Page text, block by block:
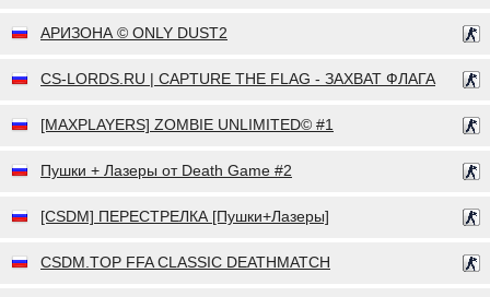
АРИЗОНА © ONLY DUST2
CS-LORDS.RU | CAPTURE THE FLAG - ЗАХВАТ ФЛАГА
[MAXPLAYERS] ZOMBIE UNLIMITED© #1
Пушки + Лазеры от Death Game #2
[CSDM] ПЕРЕСТРЕЛКА [Пушки+Лазеры]
CSDM.TOP FFA CLASSIC DEATHMATCH